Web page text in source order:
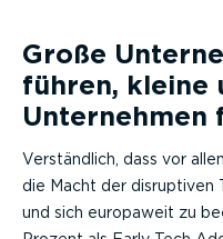
Große
führen, kleine
Unternehmen
Verständlich, dass vor
die Macht der disruptiven
und sich europaweit zu